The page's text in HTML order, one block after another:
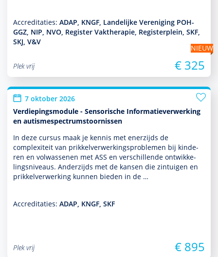
Accreditaties: ADAP, KNGF, Landelijke Vereniging POH-
GGZ, NIP, NVO, Register Vaktherapie, Registerplein, SKF,
SKJ, V&V
NIEUW
Plek vrij
€ 325
7 oktober 2026
Verdiepingsmodule - Sensorische Informatieverwerking
en autismespectrumstoornissen
In deze cursus maak je kennis met enerzijds de
complexiteit van prikkelverwerkingspro­ble­men bij kin­de­
ren en vol­was­senen met ASS en ver­schil­lende ont­wikke­
lingsniveaus. Anderzijds met de kansen die zintuigen en
prikkelverwerking kunnen bieden in de …
Accreditaties: ADAP, KNGF, SKF
Plek vrij € 895